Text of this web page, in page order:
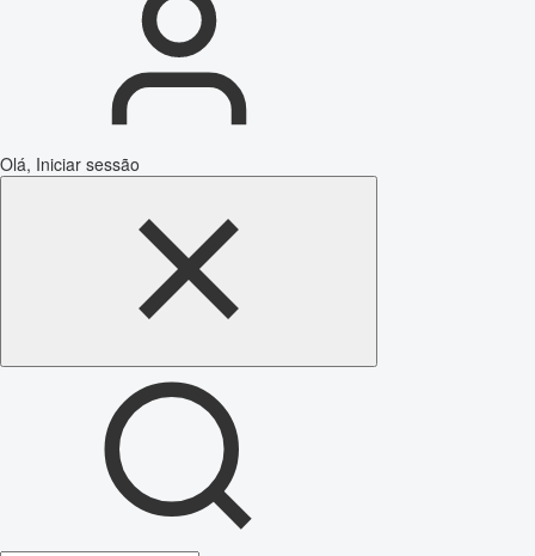
Olá, Iniciar sessão